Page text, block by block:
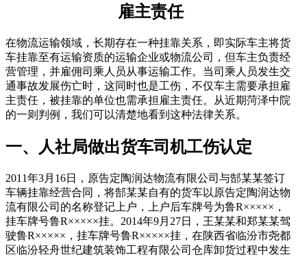
雇主责任
在物流运输领域，长期存在一种挂靠关系，即实际车主将货
车挂靠至有运输资质的运输企业或物流公司，但车主负责经
营管理，并雇佣司乘人员从事运输工作。当司乘人员发生交
通事故发展伤亡时，这同时也是工伤，不仅车主需要承担雇
主责任，被挂靠的单位也需承担雇主责任。从近期菏泽中院
的一则判例，我们可以清楚地看到这种法律关系。
一、人社局做出货车司机工伤认定
2011年3月16日，原告定陶润达物流有限公司与郜某某签订
车辆挂靠经营合同，将郜某某自有的货车以原告定陶润达物
流有限公司的名称登记上户，上户后车牌号为鲁R×××××，
挂车牌号鲁R×××××挂。2014年9月27日，王某某和郑某某驾
驶鲁R×××××，挂车牌号鲁R×××××挂，在陕西省临汾市尧都
区临汾轻舟世纪建筑装饰工程有限公司仓库卸货过程中发生